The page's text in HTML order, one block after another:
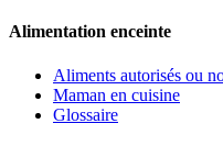
Alimentation enceinte
Aliments autorisés ou
Maman en cuisine
Glossaire